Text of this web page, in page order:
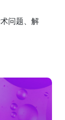
问题、解